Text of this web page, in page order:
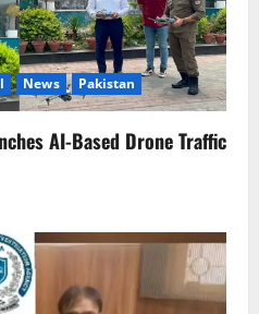
News Pakistan
AI-Based Drone Traffic